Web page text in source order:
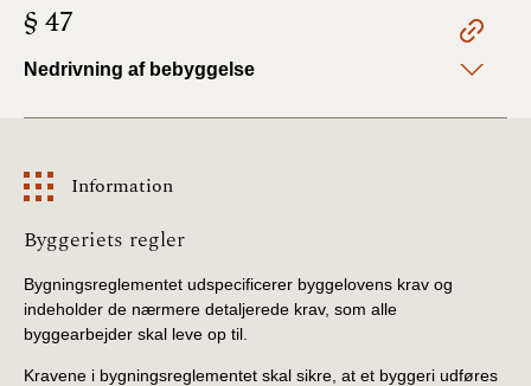
§ 47
Nedrivning af bebyggelse
Information
Information
Byggeriets regler
Bygningsreglementet udspecificerer byggelovens krav og
indeholder de nærmere detaljerede krav, som alle
byggearbejder skal leve op til.
Kravene i bygningsreglementet skal sikre, at et byggeri udføres